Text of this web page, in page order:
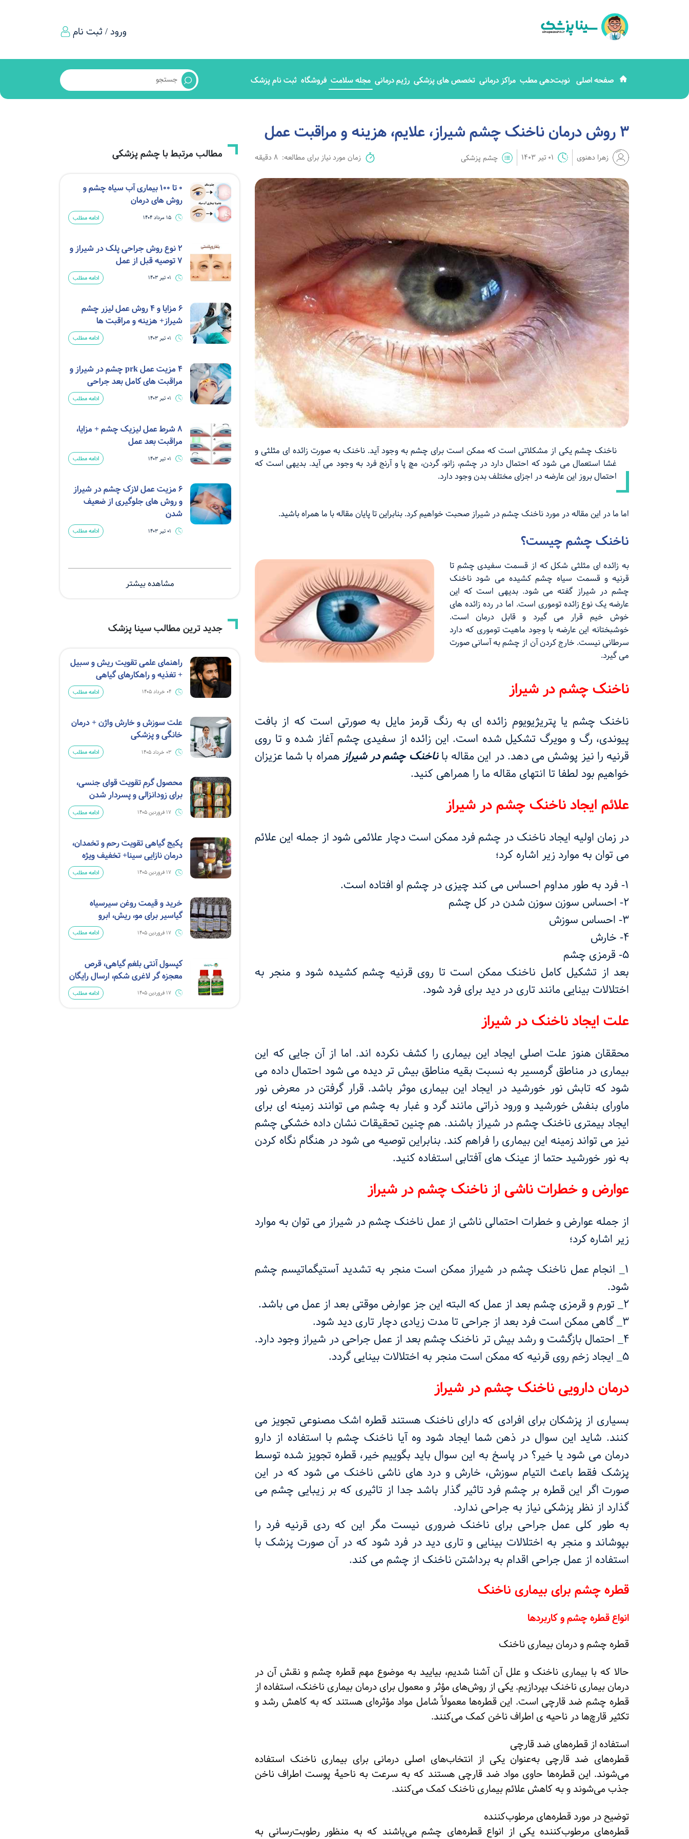
ورود / ثبت نام
صفحه اصلی نوبت‌دهی مطب مراکز درمانی تخصص های پزشکی رژیم درمانی مجله سلامت فروشگاه ثبت نام پزشک
3 روش درمان ناخنک چشم شیراز، علایم،‌ هزینه و مراقبت عمل
زهرا دهنوی 01 تیر 1403 چشم پزشکی زمان مورد نیاز برای مطالعه: 8 دقیقه
ناخنک چشم یکی از مشکلاتی است که ممکن است برای چشم به وجود آید. ناخنک به صورت زائده ای مثلثی و
غشا استعمال می شود که احتمال دارد در چشم، زانو، گردن، مچ پا و آرنج فرد به وجود می آید. بدیهی است که
احتمال بروز این عارضه در اجزای مختلف بدن وجود دارد.
اما ما در این مقاله در مورد ناخنک چشم در شیراز صحبت خواهیم کرد. بنابراین تا پایان مقاله با ما همراه باشید.
ناخنک چشم چیست؟
به زائده ای مثلثی شکل که از قسمت سفیدی چشم تا
قرنیه و قسمت سیاه چشم کشیده می شود ناخنک
چشم در شیراز گفته می شود. بدیهی است که این
عارضه یک نوع زائده توموری است. اما در رده زائده های
خوش خیم قرار می گیرد و قابل درمان است.
خوشبختانه این عارضه با وجود ماهیت توموری که دارد
سرطانی نیست. خارج کردن آن از چشم به آسانی صورت
می گیرد.
ناخنک چشم در شیراز
ناخنک چشم یا پتریژیویوم زائده ای به رنگ قرمز مایل به صورتی است که از بافت
پیوندی، رگ و مویرگ تشکیل شده است. این زائده از سفیدی چشم آغاز شده و تا روی
قرنیه را نیز پوشش می دهد. در این مقاله باناخنک چشم در شیراز همراه با شما عزیزان
خواهیم بود لطفا تا انتهای مقاله ما را همراهی کنید.
علائم ایجاد ناخنک چشم در شیراز
در زمان اولیه ایجاد ناخنک در چشم فرد ممکن است دچار علائمی شود از جمله این علائم
می توان به موارد زیر اشاره کرد؛
1- فرد به طور مداوم احساس می کند چیزی در چشم او افتاده است.
2- احساس سوزن سوزن شدن در کل چشم
3- احساس سوزش
4- خارش
5- قرمزی چشم
بعد از تشکیل کامل ناخنک ممکن است تا روی قرنیه چشم کشیده شود و منجر به
اختلالات بینایی مانند تاری در دید برای فرد شود.
علت ایجاد ناخنک در شیراز
محققان هنوز علت اصلی ایجاد این بیماری را کشف نکرده اند. اما از آن جایی که این
بیماری در مناطق گرمسیر به نسبت بقیه مناطق بیش تر دیده می شود احتمال داده می
شود که تابش نور خورشید در ایجاد این بیماری موثر باشد. قرار گرفتن در معرض نور
ماورای بنفش خورشید و ورود ذراتی مانند گرد و غبار به چشم می توانند زمینه ای برای
ایجاد بیمتری ناخنک چشم در شیراز باشند. هم چنین تحقیقات نشان داده خشکی چشم
نیز می تواند زمینه این بیماری را فراهم کند. بنابراین توصیه می شود در هنگام نگاه کردن
به نور خورشید حتما از عینک های آفتابی استفاده کنید.
عوارض و خطرات ناشی از ناخنک چشم در شیراز
از جمله عوارض و خطرات احتمالی ناشی از عمل ناخنک چشم در شیراز می توان به موارد
زیر اشاره کرد؛
۱_ انجام عمل ناخنک چشم در شیراز ممکن است منجر به تشدید آستیگماتیسم چشم
شود.
۲_ تورم و قرمزی چشم بعد از عمل که البته این جز عوارض موقتی بعد از عمل می باشد.
۳_ گاهی ممکن است فرد بعد از جراحی تا مدت زیادی دچار تاری دید شود.
۴_ احتمال بازگشت و رشد بیش تر ناخنک چشم بعد از عمل جراحی در شیراز وجود دارد.
۵_ ایجاد زخم روی قرنیه که ممکن است منجر به اختلالات بینایی گردد.
درمان دارویی ناخنک چشم در شیراز
بسیاری از پزشکان برای افرادی که دارای ناخنک هستند قطره اشک مصنوعی تجویز می
کنند. شاید این سوال در ذهن شما ایجاد شود وه آیا ناخنک چشم با استفاده از دارو
درمان می شود یا خیر؟ در پاسخ به این سوال باید بگوییم خیر، قطره تجویز شده توسط
پزشک فقط باعث التیام سوزش، خارش و درد های ناشی ناخنک می شود که در این
صورت اگر این قطره بر چشم فرد تاثیر گذار باشد جدا از تاثیری که بر زیبایی چشم می
گذارد از نظر پزشکی نیاز به جراحی ندارد.
به طور کلی عمل جراحی برای ناخنک ضروری نیست مگر این که ردی قرنیه فرد را
بپوشاند و منجر به اختلالات بینایی و تاری دید در فرد شود که در آن صورت پزشک با
استفاده از عمل جراحی اقدام به برداشتن ناخنک از چشم می کند.
قطره چشم برای بیماری ناخنک
انواع قطره چشم و کاربردها
قطره چشم و درمان بیماری ناخنک
حالا که با بیماری ناخنک و علل آن آشنا شدیم، بیایید به موضوع مهم قطره چشم و نقش آن در
درمان بیماری ناخنک بپردازیم. یکی از روش‌های مؤثر و معمول برای درمان بیماری ناخنک، استفاده از
قطره چشم ضد قارچی است. این قطره‌ها معمولاً شامل مواد مؤثره‌ای هستند که به کاهش رشد و
تکثیر قارچ‌ها در ناحیه ی اطراف ناخن کمک می‌کنند.
استفاده از قطره‌های ضد قارچی
قطره‌های ضد قارچی به‌عنوان یکی از انتخاب‌های اصلی درمانی برای بیماری ناخنک استفاده
می‌شوند. این قطره‌ها حاوی مواد ضد قارچی هستند که به سرعت به ناحیه پوست اطراف ناخن
جذب می‌شوند و به کاهش علائم بیماری ناخنک کمک می‌کنند.
توضیح در مورد قطره‌های مرطوب‌کننده
قطره‌های مرطوب‌کننده یکی از انواع قطره‌های چشم می‌باشند که به منظور رطوبت‌رسانی به
مطالب مرتبط با چشم پزشکی
0 تا 100 بیماری آب سیاه چشم و
روش های درمان
15 مرداد 1404 ادامه مطلب
2 نوع روش جراحی پلک در شیراز و
7 توصیه قبل از عمل
01 تیر 1403 ادامه مطلب
6 مزایا و 4 روش عمل لیزر چشم
شیراز+ هزینه و مراقبت ها
01 تیر 1403 ادامه مطلب
4 مزیت عمل prk چشم در شیراز و
مراقبت های کامل بعد جراحی
01 تیر 1403 ادامه مطلب
8 شرط عمل لیزیک چشم + مزایا،
مراقبت بعد عمل
01 تیر 1403 ادامه مطلب
6 مزیت عمل لازک چشم در شیراز
و روش های جلوگیری از ضعیف
شدن
01 تیر 1403 ادامه مطلب
مشاهده بیشتر
جدید ترین مطالب سینا پزشک
راهنمای علمی تقویت ریش و سبیل
+ تغذیه و راهکارهای گیاهی
04 خرداد 1405 ادامه مطلب
علت سوزش و خارش واژن + درمان
خانگی و پزشکی
03 خرداد 1405 ادامه مطلب
محصول گرم تقویت قوای جنسی،
برای زودانزالی و پسردار شدن
17 فروردین 1405 ادامه مطلب
پکیج گیاهی تقویت رحم و تخمدان،
درمان نازایی سینا+ تخفیف ویژه
17 فروردین 1405 ادامه مطلب
خرید و قیمت روغن سیرسیاه
گیاسیر برای مو، ریش، ابرو
17 فروردین 1405 ادامه مطلب
کپسول آنتی بلغم گیاهی، قرص
معجزه گر لاغری شکم، ارسال رایگان
17 فروردین 1405 ادامه مطلب